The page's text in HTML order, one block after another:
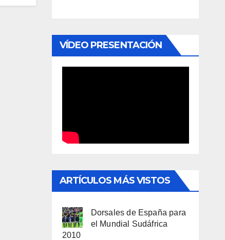
VÍDEO PRESENTACIÓN
ARTÍCULOS MÁS VISTOS
Dorsales de España para
el Mundial Sudáfrica
2010